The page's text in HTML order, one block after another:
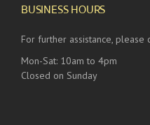
BUSINESS HOURS
For further assistance, please
Mon-Sat: 10am to 4pm
Closed on Sunday